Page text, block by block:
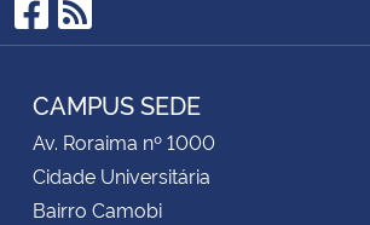
Secretaria de Governo
Advocacia-Geral da União
Banco Central do Brasil
Facebook
RSS
CAMPUS SEDE
Av. Roraima nº 1000
Cidade Universitária
Bairro Camobi